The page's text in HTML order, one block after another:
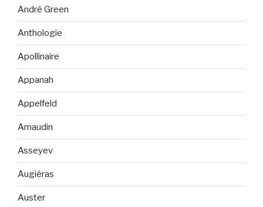
André Green
Anthologie
Apollinaire
Appanah
Appelfeld
Arnaudin
Asseyev
Augiéras
Auster